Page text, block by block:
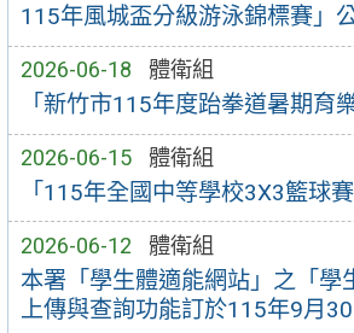
115年風城盃分級游泳錦標賽」
2026-06-18 體衛組
「新竹市115年度跆拳道暑期育
2026-06-15 體衛組
「115年全國中等學校3X3籃球
2026-06-12 體衛組
本署「學生體適能網站」之「學
上傳與查詢功能訂於115年9月